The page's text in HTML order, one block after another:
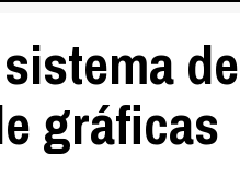
gráficas